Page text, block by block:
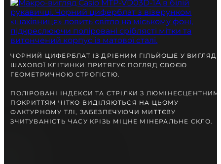
ЧОРНИЙ ЦИФЕРБЛАТ ІЗ ДРІБНИМ ГІЛЬЙОШЕ У ВИГЛЯДІ
ШАХОВОЇ КЛІТИНКИ ПРИТЯГУЄ ПОГЛЯД СВОЄЮ
ГЕОМЕТРИЧНОЮ СТРОГІСТЮ.
ПОЛІРОВАНІ ІНДЕКСИ ТА СТРІЛКИ З ЛЮМІНЕСЦЕНТНИМ
ПОКРИТТЯМ ЧІТКО ВИДІЛЯЮТЬСЯ НА ЦЬОМУ
ФАКТУРНОМУ ТЛІ, ЗАБЕЗПЕЧУЮЧИ МИТТЄВУ
ЗЧИТУВАНІСТЬ ЧАСУ КРІЗЬ МІЦНЕ МІНЕРАЛЬНЕ СКЛО.